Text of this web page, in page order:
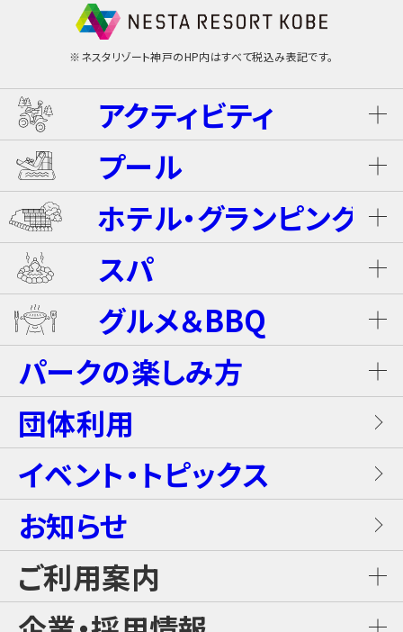
※ネスタリゾート神戸のHP内はすべて税込み表記です。
アクティビティ
ネスタ･バギーツアー（別途有料）
ライジング・バギー Level S
ライジング・バギー
キャンディー・カート＜1Dayパス不要＞
ブラスター・バトルフィールド
ワイルド・カヌー
スカイジャングル スリルコース
プール
ウォータースライダー
プール
屋内キッズプール
レンタル席
フード
おすすめチケット
ホテル・グランピング
ホテル ザ・ネスタ＆スパ
グランピングキャビン
プレミアテラス
メゾネットスイートヴィラ
ロイヤルスイートヴィラ
カジュアルコテージ
スパ
温泉
岩盤浴（着衣サウナ）
お食事
施設案内
ご利用料金
グルメ＆BBQ
ホテルブッフェ(朝食・夕食)
ALL DAY DINING GRANDISH
GLAMP BBQ
GLAMP LUNCH
パークの楽しみ方
【団体向け！】労働組合ファミリー交流イベ
ントプラン
アクティブ・プラン
雨の日プラン
団体利用
イベント・トピックス
お知らせ
ご利用案内